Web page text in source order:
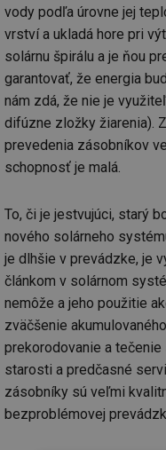
vody podľa úrovne jej
vrství a ukladá hore pri
solárnu špirálu a je ňou
garantovať, že energia
nám zdá, že nie je
difúzne zložky žiarenia).
prevedenia zásobníkov
schopnosť je malá.
To, či je jestvujúci, starý
nového solárneho
je dlhšie v prevádzke, je
článkom v solárnom
nemôže a jeho použitie
zväčšenie
prekorodovanie a
starosti a predčasné
zásobníky sú veľmi
bezproblémovej